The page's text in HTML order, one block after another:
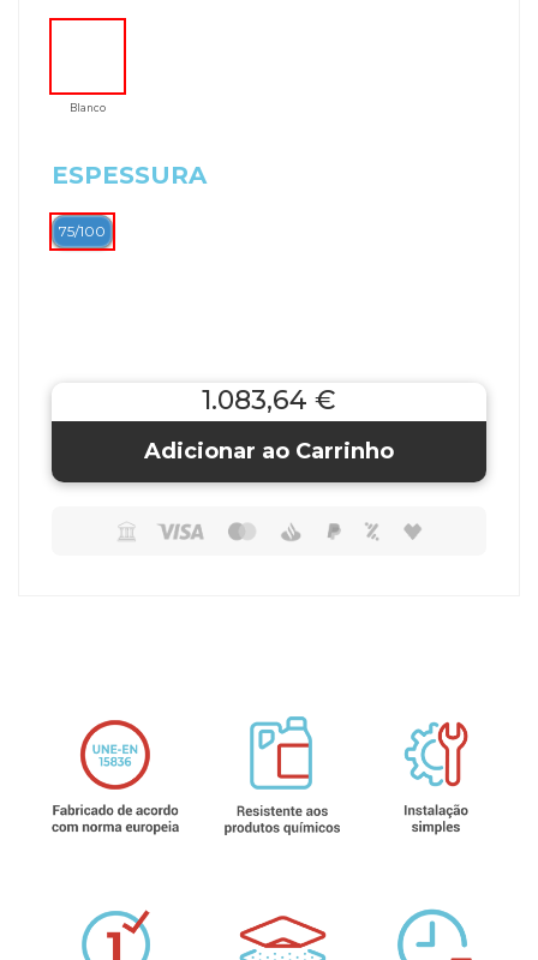
Blanco
ESPESSURA
75/100
1.083,64 €
Adicionar ao Carrinho